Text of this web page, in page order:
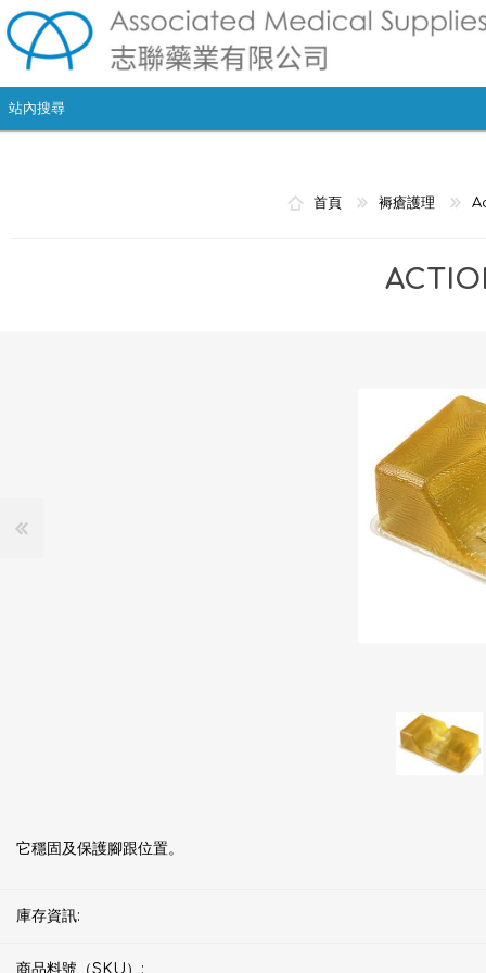
首頁 褥瘡護理
它穩固及保護腳跟位置。
庫存資訊:
商品料號（SKU）: